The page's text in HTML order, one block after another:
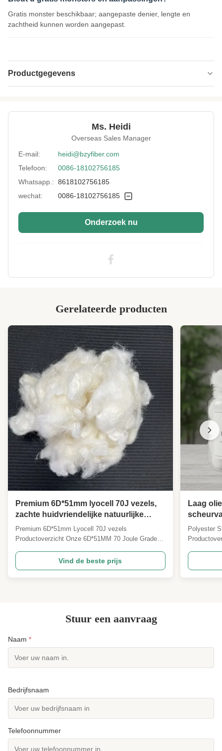
Gratis monster beschikbaar; aangepaste denier, lengte en
zachtheid kunnen worden aangepast.
Productgegevens
Specification: 7D*64MM
Inheemse
Color: wit
More Sizes: Aanpasbaar
Ms. Heidi
Overseas Sales Manager
E-mail:
heidi@bzyfiber.com
Telefoon:
0086-18102756185
Whatsapp.: 8618102756185
wechat:
0086-18102756185
Onderzoek nu
Gerelateerde producten
Premium 6D*51mm lyocell 70J vezels,
zachte huidvriendelijke natuurlijke
cellulose textiel grondstof voor het
maken van kledingbedden
Premium 6D*51mm Lyocell 70J vezels
Productoverzicht Onze 6D*51MM 70 Joule Grade
milieuvriendelijke cellulose vezel gemaakt van
hernieuwbare zuivere houtpulp grondstoffen.een
perfecte 6D-fijnheid en een industriële
Vind de beste prijs
Laag
met een
Polyester
garandeert
Stuur een aanvraag
Naam *
Bedrijfsnaam
Telefoonnummer